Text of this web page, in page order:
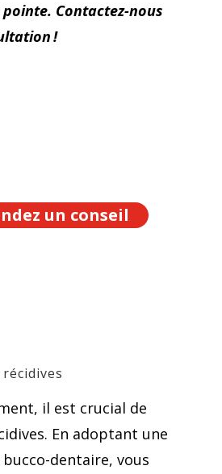
Contactez-nous
!
un conseil
il est crucial de
En adoptant une
dentaire, vous